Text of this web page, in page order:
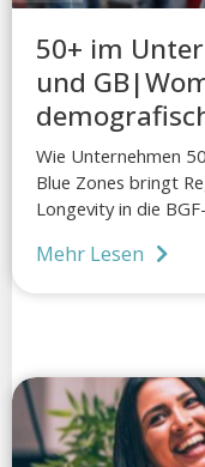
50+ im
und
Wie Unternehmen
Blue Zones bringt
Longevity in die
Mehr Lesen